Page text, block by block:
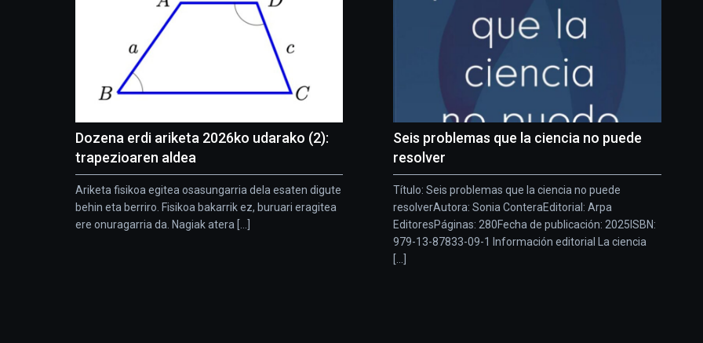
Dozena erdi ariketa 2026ko udarako (2):
trapezioaren aldea
Ariketa fisikoa egitea osasungarria dela esaten digute
behin eta berriro. Fisikoa bakarrik ez, buruari eragitea
ere onuragarria da. Nagiak atera [...]
Seis problemas que la ciencia no puede
resolver
Título: Seis problemas que la ciencia no puede
resolverAutora: Sonia ConteraEditorial: Arpa
EditoresPáginas: 280Fecha de publicación: 2025ISBN:
979-13-87833-09-1 Información editorial La ciencia
[...]